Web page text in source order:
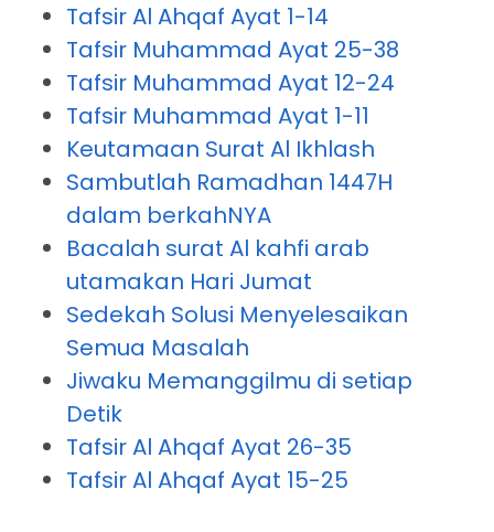
Tafsir Al Ahqaf Ayat 1-14
Tafsir Muhammad Ayat 25-38
Tafsir Muhammad Ayat 12-24
Tafsir Muhammad Ayat 1-11
Keutamaan Surat Al Ikhlash
Sambutlah Ramadhan 1447H
dalam berkahNYA
Bacalah surat Al kahfi arab
utamakan Hari Jumat
Sedekah Solusi Menyelesaikan
Semua Masalah
Jiwaku Memanggilmu di setiap
Detik
Tafsir Al Ahqaf Ayat 26-35
Tafsir Al Ahqaf Ayat 15-25